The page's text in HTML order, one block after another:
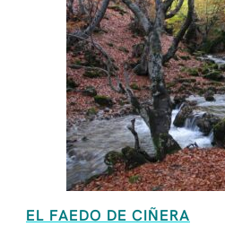
EL FAEDO DE CIÑERA